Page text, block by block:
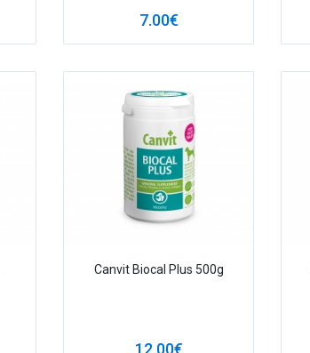
7.00€
Canvit Biocal Plus 500g
12.00€